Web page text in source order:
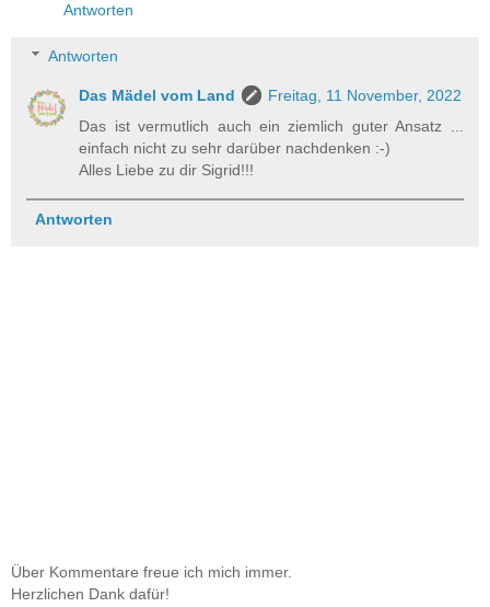
Antworten
Antworten
Das Mädel vom Land
Freitag, 11 November, 2022
Das ist vermutlich auch ein ziemlich guter Ansatz ...
einfach nicht zu sehr darüber nachdenken :-)
Alles Liebe zu dir Sigrid!!!
Antworten
Über Kommentare freue ich mich immer.
Herzlichen Dank dafür!